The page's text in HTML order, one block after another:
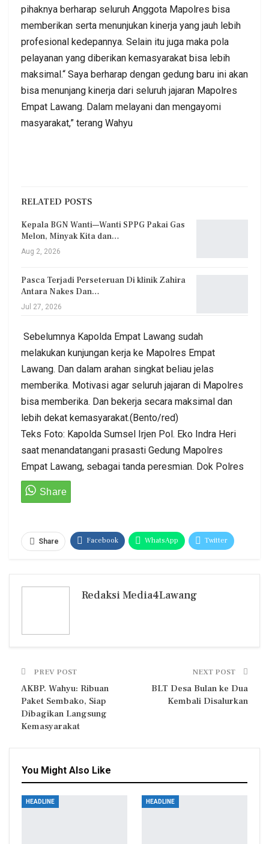
pihaknya berharap seluruh Anggota Mapolres bisa
memberikan serta menunjukan kinerja yang jauh lebih
profesional kedepannya. Selain itu juga maka pola
pelayanan yang diberikan kemasyarakat bisa lebih
maksimal.“ Saya berharap dengan gedung baru ini akan
bisa menunjang kinerja dari seluruh jajaran Mapolres
Empat Lawang. Dalam melayani dan mengayomi
masyarakat,” terang Wahyu
RELATED POSTS
Kepala BGN Wanti—Wanti SPPG Pakai Gas
Melon, Minyak Kita dan…
Aug 2, 2026
Pasca Terjadi Perseteruan Di klinik Zahira
Antara Nakes Dan…
Jul 27, 2026
Sebelumnya Kapolda Empat Lawang sudah
melakukan kunjungan kerja ke Mapolres Empat
Lawang. Dan dalam arahan singkat beliau jelas
memberika. Motivasi agar seluruh jajaran di Mapolres
bisa memberika. Dan bekerja secara maksimal dan
lebih dekat kemasyarakat.(Bento/red)
Teks Foto: Kapolda Sumsel Irjen Pol. Eko Indra Heri
saat menandatangani prasasti Gedung Mapolres
Empat Lawang, sebagai tanda peresmian. Dok Polres
Share Facebook WhatsApp Twitter
Email
Redaksi Media4Lawang
PREV POST
AKBP. Wahyu: Ribuan
Paket Sembako, Siap
Dibagikan Langsung
Kemasyarakat
NEXT POST
BLT Desa Bulan ke Dua
Kembali Disalurkan
You Might Also Like
HEADLINE HEADLINE